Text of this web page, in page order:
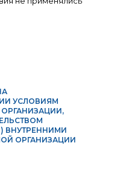
УСЛОВИЯМ
ВНУТРЕННИМИ
ОРГАНИЗАЦИИ